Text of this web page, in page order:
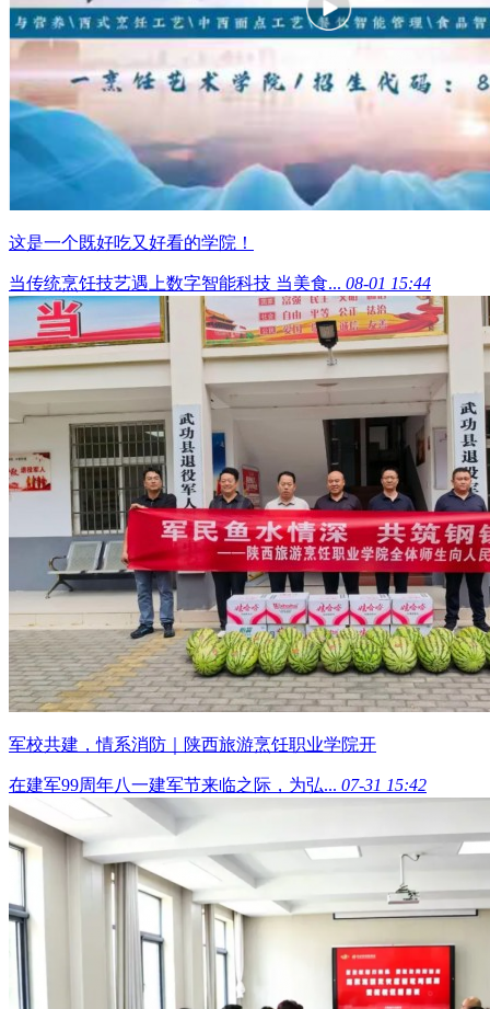
这是一个既好吃又好看的学院！
当传统烹饪技艺遇上数字智能科技 当美食... 08-01 15:44
军校共建，情系消防｜陕西旅游烹饪职业学院开
在建军99周年八一建军节来临之际，为弘... 07-31 15:42